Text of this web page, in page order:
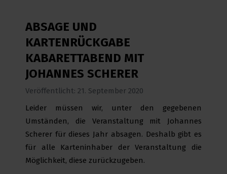
ABSAGE UND
KARTENRÜCKGABE
KABARETTABEND MIT
JOHANNES SCHERER
Veröffentlicht: 21. September 2020
Leider müssen wir, unter den gegebenen
Umständen, die Veranstaltung mit Johannes
Scherer für dieses Jahr absagen. Deshalb gibt es
für alle Karteninhaber der Veranstaltung die
Möglichkeit, diese zurückzugeben.